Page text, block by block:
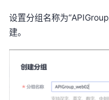
设置分组名称为“
建。